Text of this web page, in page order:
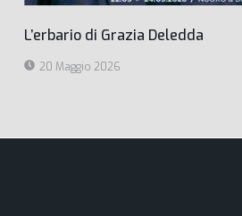
L’erbario di Grazia Deledda
20 Maggio 2026